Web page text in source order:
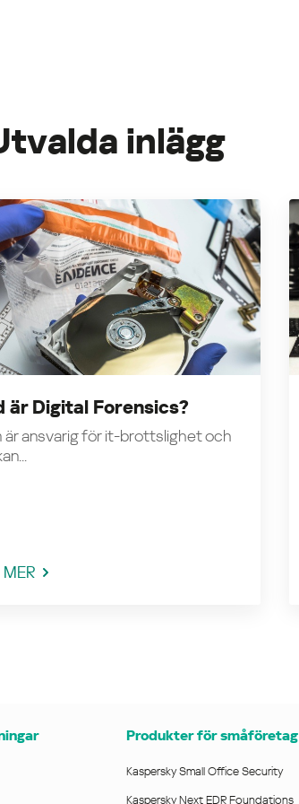
inlägg
är Digital Forensics?
är ansvarig för it-brottslighet och
Produkter för småföretag
Kaspersky Small Office Security
Kaspersky Next EDR Foundations